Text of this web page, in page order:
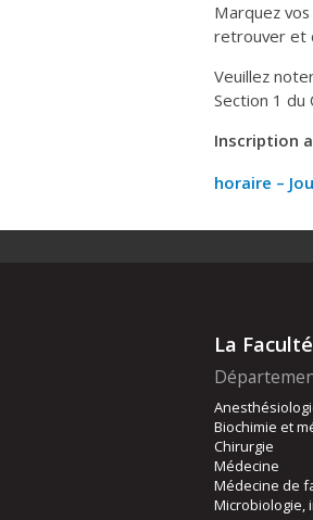
Marquez
retrouver et
Veuillez
Section 1 du
Inscription
horaire –
La
Biochimie et
Chirurgie
Médecine
Médecine de
Microbiologie,